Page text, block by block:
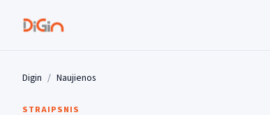
Digin Naujienos
STRAIPSNIS